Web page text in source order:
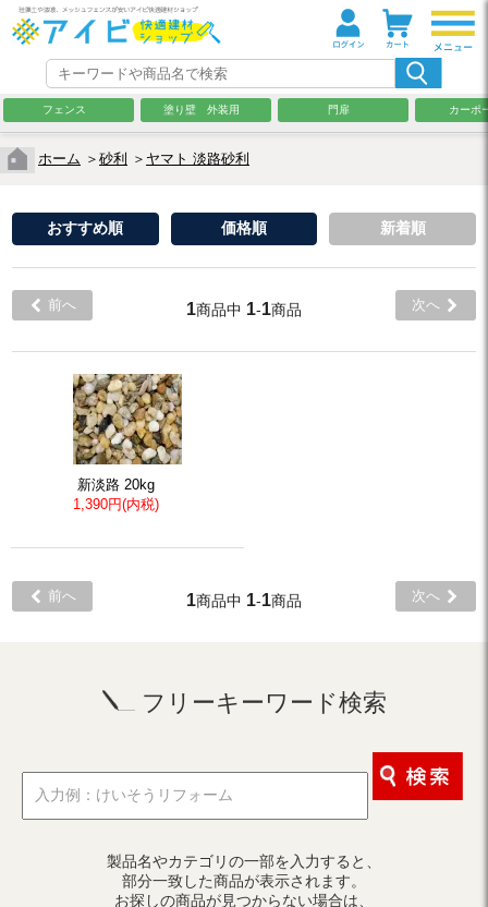
フェンス 塗り壁 外装用 門扉 カーポ
ホーム ＞ 砂利 ＞ ヤマト 淡路砂利
おすすめ順 価格順 新着順
前へ 1商品中 1-1商品 次へ
新淡路 20kg
1,390円(内税)
前へ 1商品中 1-1商品 次へ
フリーキーワード検索
製品名やカテゴリの一部を入力すると、
部分一致した商品が表示されます。
お探しの商品が見つからない場合は、